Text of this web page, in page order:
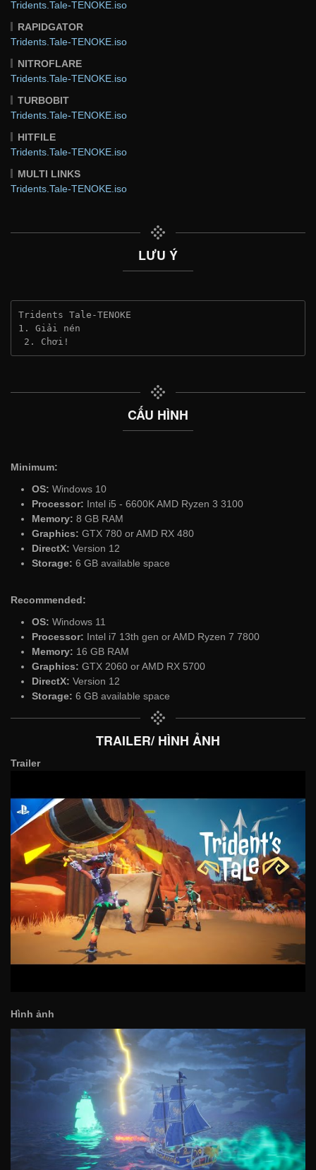
Tridents.Tale-TENOKE.iso
RAPIDGATOR
Tridents.Tale-TENOKE.iso
NITROFLARE
Tridents.Tale-TENOKE.iso
TURBOBIT
Tridents.Tale-TENOKE.iso
HITFILE
Tridents.Tale-TENOKE.iso
MULTI LINKS
Tridents.Tale-TENOKE.iso
LƯU Ý
Tridents Tale-TENOKE
1. Giải nén
2. Chơi!
CẤU HÌNH
Minimum:
OS: Windows 10
Processor: Intel i5 - 6600K AMD Ryzen 3 3100
Memory: 8 GB RAM
Graphics: GTX 780 or AMD RX 480
DirectX: Version 12
Storage: 6 GB available space
Recommended:
OS: Windows 11
Processor: Intel i7 13th gen or AMD Ryzen 7 7800
Memory: 16 GB RAM
Graphics: GTX 2060 or AMD RX 5700
DirectX: Version 12
Storage: 6 GB available space
TRAILER/ HÌNH ẢNH
Trailer
Hình ảnh